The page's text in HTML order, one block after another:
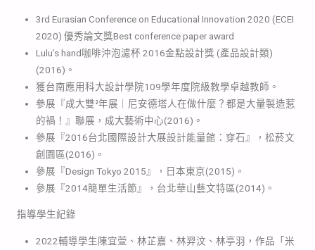
3rd Eurasian Conference on Educational Innovation 2020 (ECEI
2020) 優秀論文獎Best conference paper award
Lulu’s hand咖啡沖泡濾杯 2016金點設計獎 (產品設計類)
(2016)。
獲台南應用科大設計學院109學年度院級教學卓越教師。
參展『成大雙²年展｜尼安德塔人在做什麼？都是大量製造惹
的禍！』聯展，成大藝術中心(2016)。
參展『2016台北國際設計大展設計能量館：穿石』，松菸文
創園區(2016)。
參展『Design Tokyo 2015』，日本東京(2015)。
參展『2014簡單生活節』，台北華山藝文特區(2014)。
指導學生紀錄
2022輔導學生陳宜萱、林芷嘉、林羿汶、林亭羽，作品「米